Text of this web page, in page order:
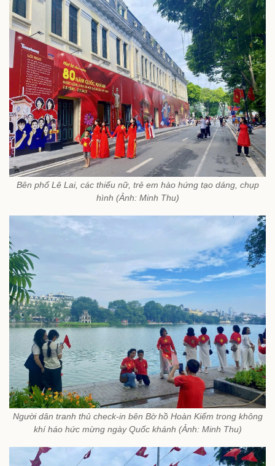
Bên phố Lê Lai, các thiếu nữ, trẻ em hào hứng tạo dáng, chụp
hình (Ảnh: Minh Thu)
Người dân tranh thủ check-in bên Bờ hồ Hoàn Kiếm trong không
khí háo hức mừng ngày Quốc khánh (Ảnh: Minh Thu)